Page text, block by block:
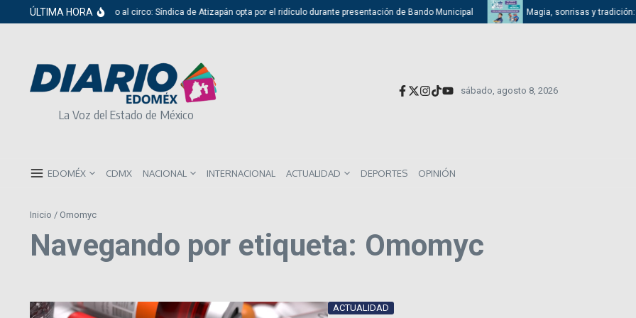
Saltar al contenido
ÚLTIMA HORADel cabildo al circo: Síndica de Atizapán opta por el ridículo durante presentación de Bando Municipal Magia, sonrisas y tradición:
La Voz del Estado de México
sábado, agosto 8, 2026
EDOMÉX CDMX NACIONAL INTERNACIONAL ACTUALIDAD DEPORTES OPINIÓN
Inicio / Omomyc
Navegando por etiqueta: Omomyc
ACTUALIDAD